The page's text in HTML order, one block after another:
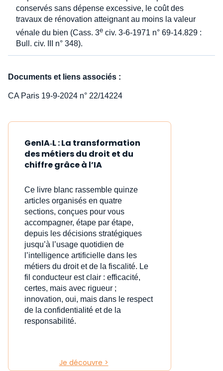
conservés sans dépense excessive, le coût des
travaux de rénovation atteignant au moins la valeur
vénale du bien (Cass. 3e civ. 3-6-1971 n° 69-14.829 :
Bull. civ. III n° 348).
Documents et liens associés :
CA Paris 19-9-2024 n° 22/14224
GenIA‑L : La transformation
des métiers du droit et du
chiffre grâce à l’IA
Ce livre blanc rassemble quinze
articles organisés en quatre
sections, conçues pour vous
accompagner, étape par étape,
depuis les décisions stratégiques
jusqu’à l’usage quotidien de
l’intelligence artificielle dans les
métiers du droit et de la fiscalité. Le
fil conducteur est clair : efficacité,
certes, mais avec rigueur ;
innovation, oui, mais dans le respect
de la confidentialité et de la
responsabilité.
Je découvre >